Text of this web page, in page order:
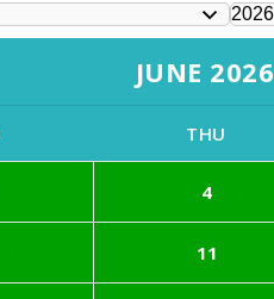
JUNE 2026
THU
4
11